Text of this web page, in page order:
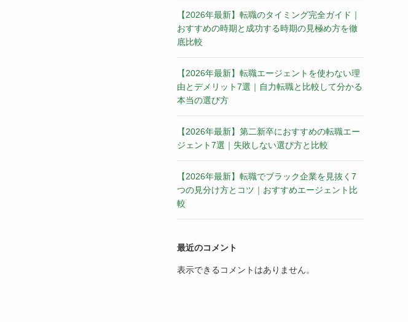
【2026年最新】転職のタイミング完全ガイド｜
おすすめの時期と成功する時期の見極め方を徹
底比較
【2026年最新】転職エージェントを使わない理
由とデメリット7選｜自力転職と比較して分かる
本当の選び方
【2026年最新】第二新卒におすすめの転職エー
ジェント7選｜失敗しない選び方と比較
【2026年最新】転職でブラック企業を見抜く7
つの見分け方とコツ｜おすすめエージェント比
較
最近のコメント
表示できるコメントはありません。